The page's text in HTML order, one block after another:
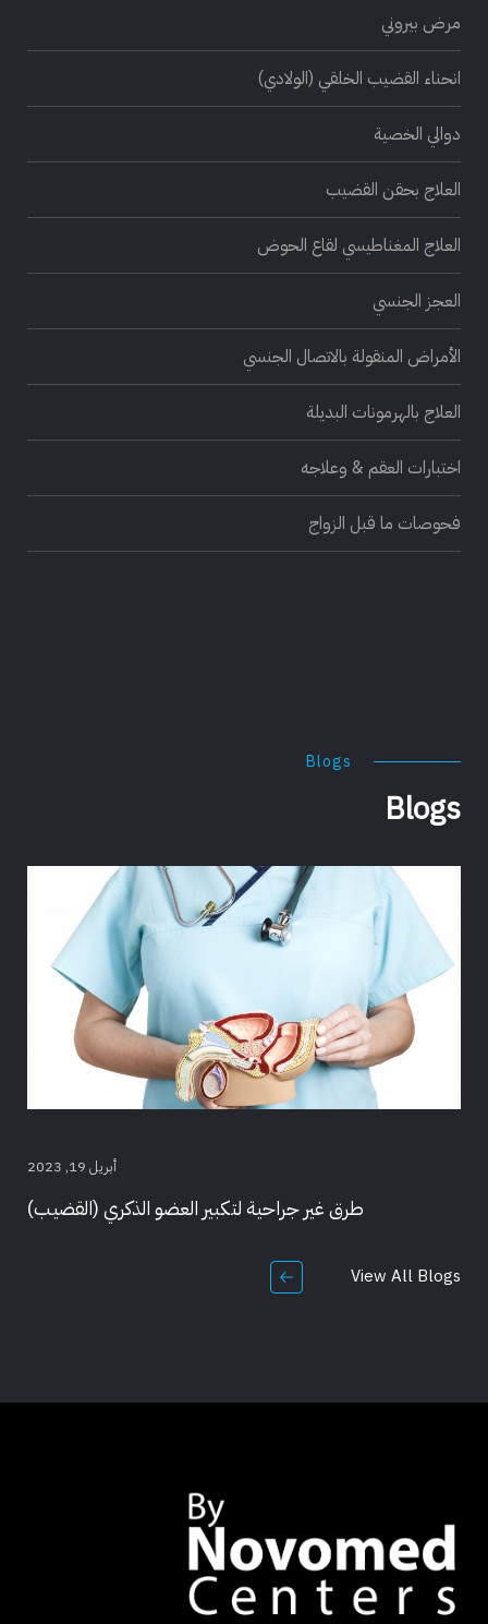
مرض بيروني
انحناء القضيب الخلقي (الولادي)
دوالي الخصية
العلاج بحقن القضيب
العلاج المغناطيسي لقاع الحوض
العجز الجنسي
الأمراض المنقولة بالاتصال الجنسي
العلاج بالهرمونات البديلة
اختبارات العقم & وعلاجه
فحوصات ما قبل الزواج
Blogs
Blogs
أبريل 19, 2023
طرق غير جراحية لتكبير العضو الذكري (القضيب)
View All Blogs